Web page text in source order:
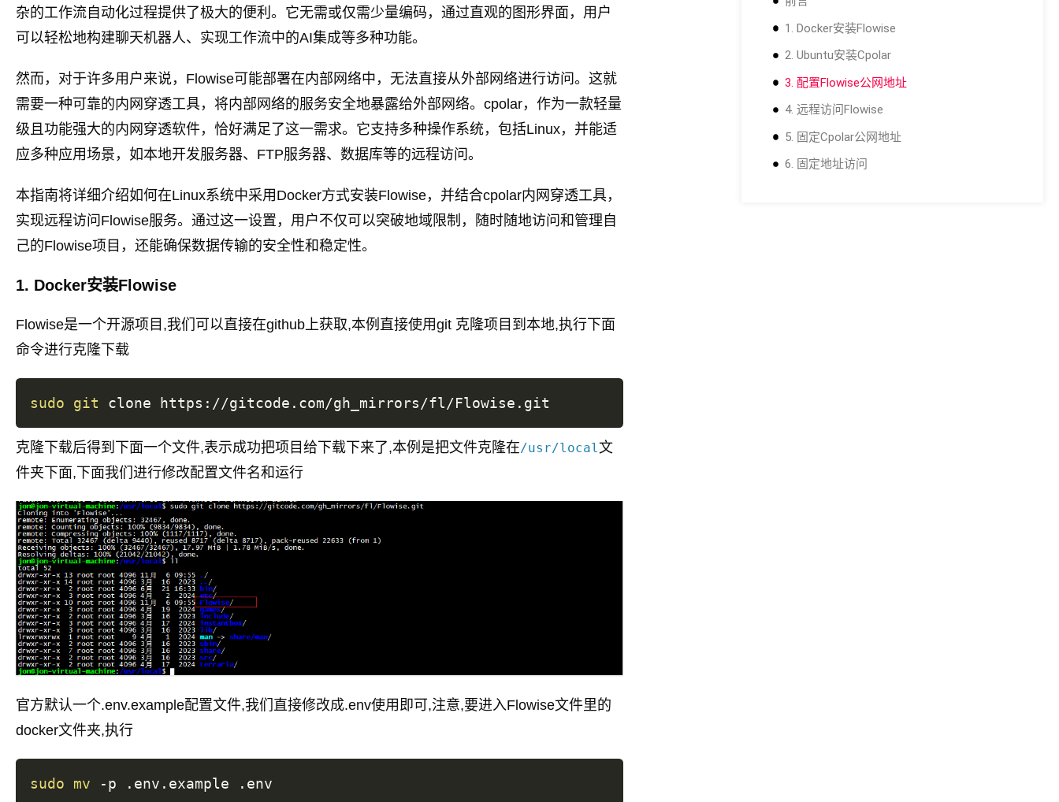
杂的工作流自动化过程提供了极大的便利。它无需或仅需少量编码，通过直观的图形界面，用户
可以轻松地构建聊天机器人、实现工作流中的AI集成等多种功能。
然而，对于许多用户来说，Flowise可能部署在内部网络中，无法直接从外部网络进行访问。这就
需要一种可靠的内网穿透工具，将内部网络的服务安全地暴露给外部网络。cpolar，作为一款轻量
级且功能强大的内网穿透软件，恰好满足了这一需求。它支持多种操作系统，包括Linux，并能适
应多种应用场景，如本地开发服务器、FTP服务器、数据库等的远程访问。
本指南将详细介绍如何在Linux系统中采用Docker方式安装Flowise，并结合cpolar内网穿透工具，
实现远程访问Flowise服务。通过这一设置，用户不仅可以突破地域限制，随时随地访问和管理自
己的Flowise项目，还能确保数据传输的安全性和稳定性。
1. Docker安装Flowise
Flowise是一个开源项目,我们可以直接在github上获取,本例直接使用git 克隆项目到本地,执行下面
命令进行克隆下载
sudo git
克隆下载后得到下面一个文件,表示成功把项目给下载下来了,本例是把文件克隆在/usr/local文
件夹下面,下面我们进行修改配置文件名和运行
官方默认一个.env.example配置文件,我们直接修改成.env使用即可,注意,要进入Flowise文件里的
docker文件夹,执行
sudo mv
1. Docker安装Flowise
2. Ubuntu安装Cpolar
3. 配置Flowise公网地址
4. 远程访问Flowise
5. 固定Cpolar公网地址
6. 固定地址访问